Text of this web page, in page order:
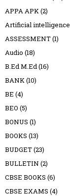
APPA APK(2)
Artificial intelligence
ASSESSMENT(1)
Audio (18)
B.Ed M.Ed(16)
BANK(10)
BE (4)
BEO (5)
BONUS (1)
BOOKS (13)
BUDGET(23)
BULLETIN (2)
CBSE BOOKS (6)
CBSE EXAMS (4)